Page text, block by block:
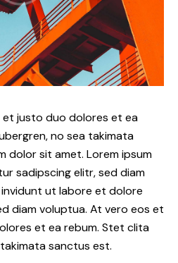
justo duo dolores et ea
no sea takimata
dolor sit amet. Lorem ipsum
sadipscing elitr, sed diam
ut labore et dolore
diam voluptua. At vero eos et
et ea rebum. Stet clita
sanctus est.